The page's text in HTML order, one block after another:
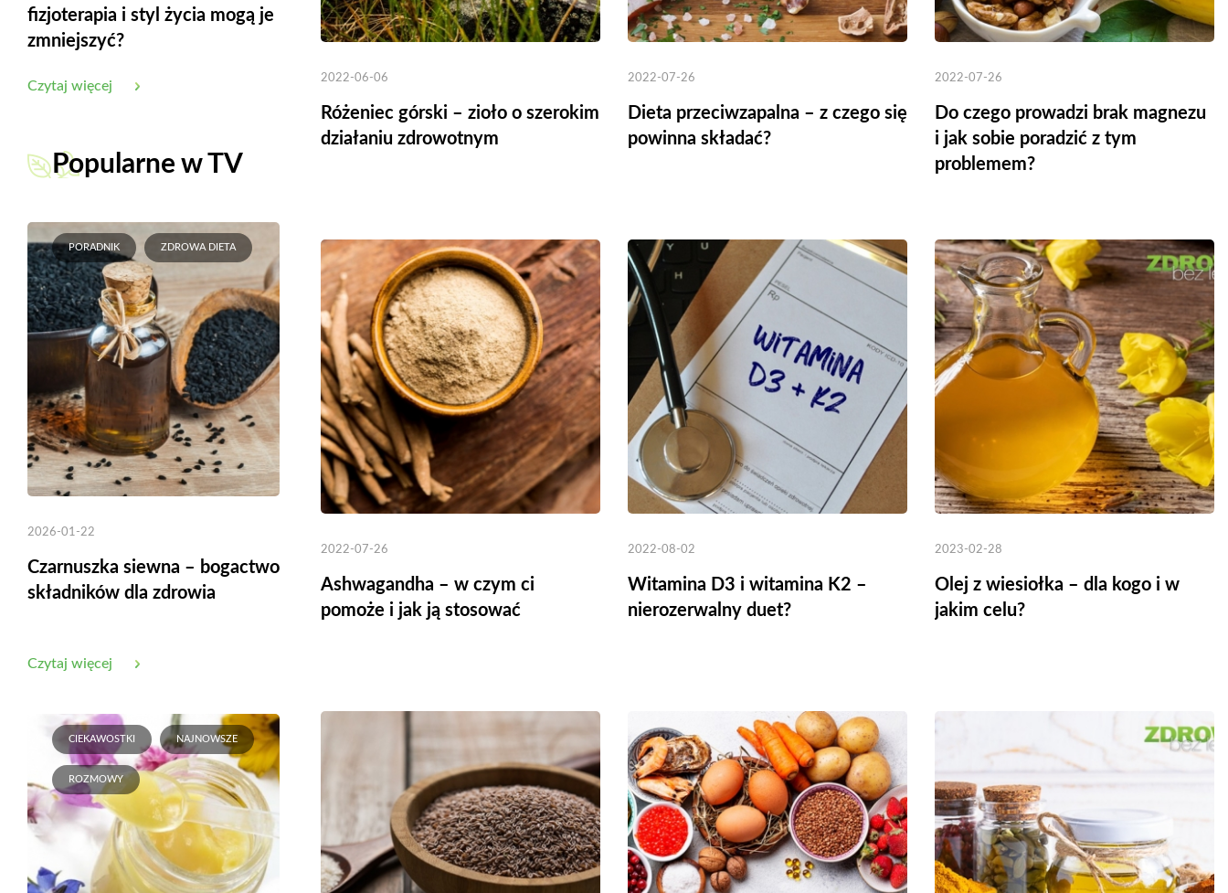
fizjoterapia i styl życia mogą je
zmniejszyć?
Czytaj więcej
Popularne w TV
PORADNIK ZDROWA DIETA
2026-01-22
Czarnuszka siewna – bogactwo
składników dla zdrowia
Czytaj więcej
CIEKAWOSTKI NAJNOWSZE
ROZMOWY
2022-06-06
Różeniec górski – zioło o szerokim
działaniu zdrowotnym
2022-07-26
Dieta przeciwzapalna – z czego się
powinna składać?
2022-07-26
Do czego prowadzi brak magnezu
i jak sobie poradzić z tym
problemem?
2022-07-26
Ashwagandha – w czym ci
pomoże i jak ją stosować
2022-08-02
Witamina D3 i witamina K2 –
nierozerwalny duet?
2023-02-28
Olej z wiesiołka – dla kogo i w
jakim celu?